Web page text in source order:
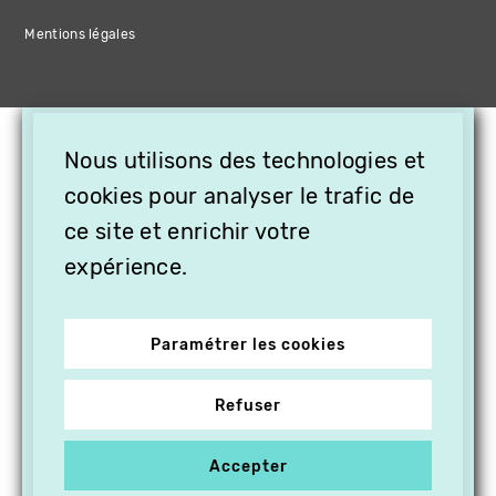
Mentions légales
Nous utilisons des technologies et
cookies pour analyser le trafic de
ce site et enrichir votre
expérience.
Paramétrer les cookies
Refuser
Accepter
OFFREZ LA VIDÉO EN
CADEAU, ABONNEZ VOS
PROCHES À VITHÈQUE !